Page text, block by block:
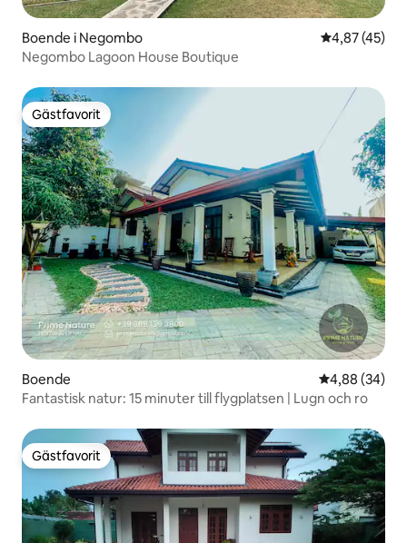
Boende i Negombo 4,87 av 5 i
4,87 (45)
Negombo Lagoon House Boutique
Gästfavorit
Gästfavorit
Boende 4,88 av 5 i
4,88 (34)
Fantastisk natur: 15 minuter till flygplatsen | Lugn och ro
Gästfavorit
Gästfavorit